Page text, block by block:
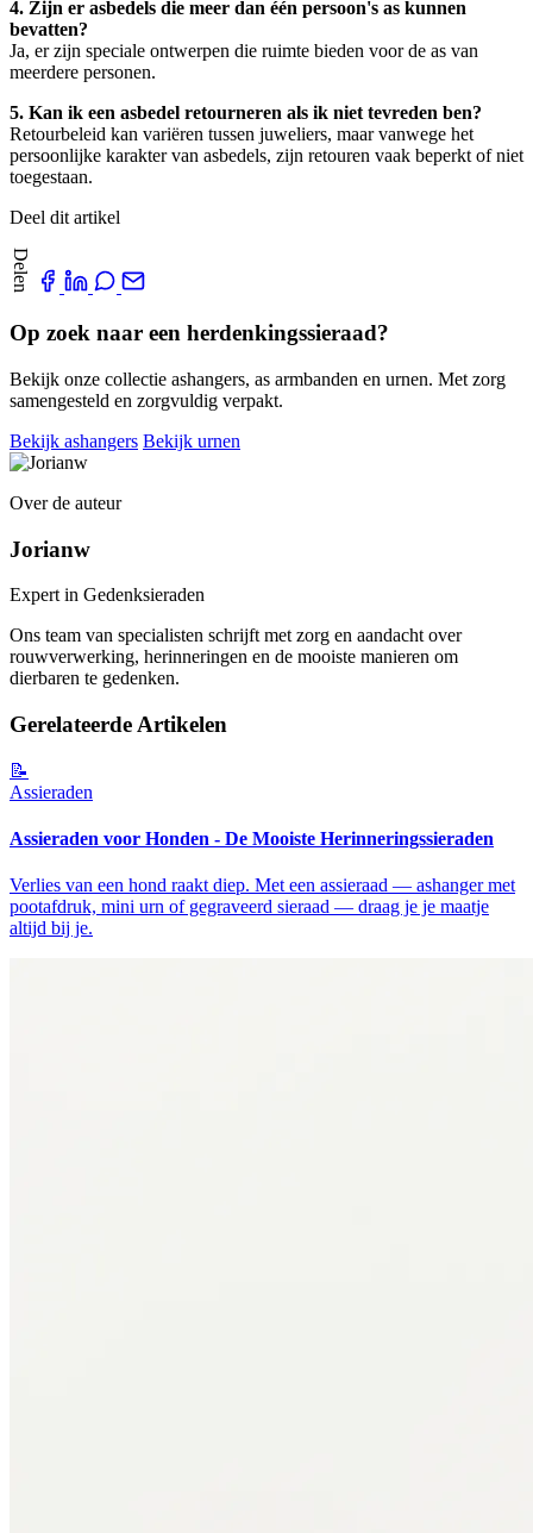
4. Zijn er asbedels die meer dan één persoon's as kunnen
bevatten?
Ja, er zijn speciale ontwerpen die ruimte bieden voor de as van
meerdere personen.
5. Kan ik een asbedel retourneren als ik niet tevreden ben?
Retourbeleid kan variëren tussen juweliers, maar vanwege het
persoonlijke karakter van asbedels, zijn retouren vaak beperkt of niet
toegestaan.
Deel dit artikel
Delen
Op zoek naar een herdenkingssieraad?
Bekijk onze collectie ashangers, as armbanden en urnen. Met zorg
samengesteld en zorgvuldig verpakt.
Bekijk ashangers Bekijk urnen
Over de auteur
Jorianw
Expert in Gedenksieraden
Ons team van specialisten schrijft met zorg en aandacht over
rouwverwerking, herinneringen en de mooiste manieren om
dierbaren te gedenken.
Gerelateerde Artikelen
📝
Assieraden
Assieraden voor Honden - De Mooiste Herinneringssieraden
Verlies van een hond raakt diep. Met een assieraad — ashanger met
pootafdruk, mini urn of gegraveerd sieraad — draag je je maatje
altijd bij je.